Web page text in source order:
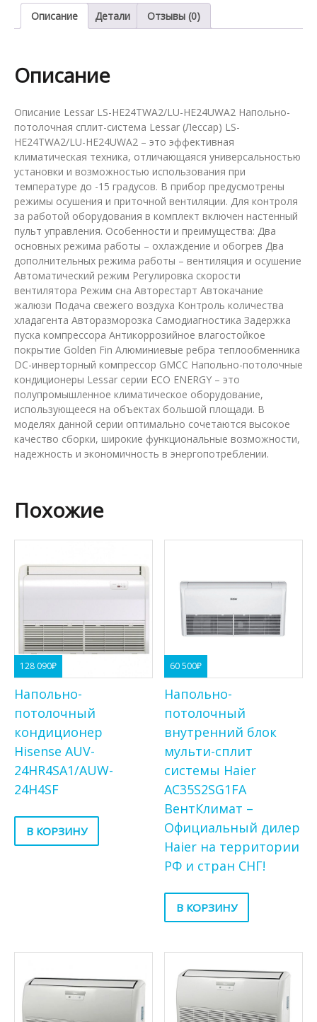
HE24TWA2/LU-
HE24UWA2
Описание Детали Отзывы (0)
Описание
Описание Lessar LS-HE24TWA2/LU-HE24UWA2 Напольно-
потолочная сплит-система Lessar (Лессар) LS-
HE24TWA2/LU-HE24UWA2 – это эффективная
климатическая техника, отличающаяся универсальностью
установки и возможностью использования при
температуре до -15 градусов. В прибор предусмотрены
режимы осушения и приточной вентиляции. Для контроля
за работой оборудования в комплект включен настенный
пульт управления. Особенности и преимущества: Два
основных режима работы – охлаждение и обогрев Два
дополнительных режима работы – вентиляция и осушение
Автоматический режим Регулировка скорости
вентилятора Режим сна Авторестарт Автокачание
жалюзи Подача свежего воздуха Контроль количества
хладагента Авторазморозка Самодиагностика Задержка
пуска компрессора Антикоррозийное влагостойкое
покрытие Golden Fin Алюминиевые ребра теплообменника
DC-инверторный компрессор GMCC Напольно-потолочные
кондиционеры Lessar серии ECO ENERGY – это
полупромышленное климатическое оборудование,
использующееся на объектах большой площади. В
моделях данной серии оптимально сочетаются высокое
качество сборки, широкие функциональные возможности,
надежность и экономичность в энергопотреблении.
Похожие
128 090₽
Напольно-
потолочный
кондиционер
Hisense AUV-
24HR4SA1/AUW-
24H4SF
В КОРЗИНУ
60 500₽
Напольно-
потолочный
внутренний блок
мульти-сплит
системы Haier
AC35S2SG1FA
ВентКлимат –
Официальный дилер
Haier на территории
РФ и стран СНГ!
В КОРЗИНУ